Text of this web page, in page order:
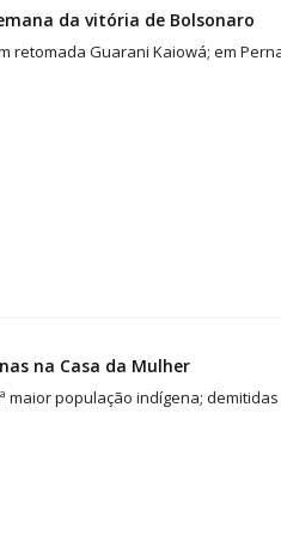
da vitória de Bolsonaro
retomada Guarani Kaiowá; em
na Casa da Mulher
maior população indígena;